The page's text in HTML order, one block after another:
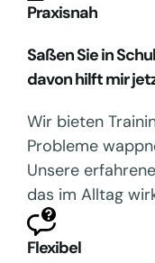
Praxisnah
Saßen Sie in
davon hilft mir
Wir bieten
Probleme
Unsere
das im Alltag
Flexibel